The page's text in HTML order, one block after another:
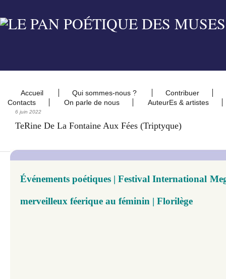
Accueil Qui sommes-nous ?
Contribuer
Contacts
On parle de nous AuteurEs & artistes
6 juin 2022
TeRine De La Fontaine Aux Fées (triptyque)
Événements poétiques | Festival International
merveilleux féerique au féminin | Florilège